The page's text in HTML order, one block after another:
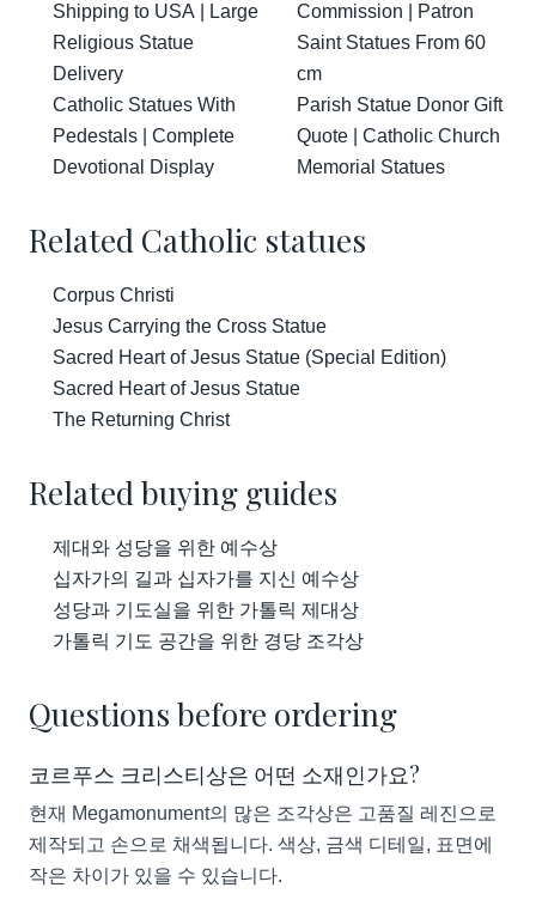
Shipping to USA | Large
Religious Statue
Delivery
Catholic Statues With
Pedestals | Complete
Devotional Display
Commission | Patron
Saint Statues From 60
cm
Parish Statue Donor Gift
Quote | Catholic Church
Memorial Statues
Related Catholic statues
Corpus Christi
Jesus Carrying the Cross Statue
Sacred Heart of Jesus Statue (Special Edition)
Sacred Heart of Jesus Statue
The Returning Christ
Related buying guides
제대와 성당을 위한 예수상
십자가의 길과 십자가를 지신 예수상
성당과 기도실을 위한 가톨릭 제대상
가톨릭 기도 공간을 위한 경당 조각상
Questions before ordering
코르푸스 크리스티상은 어떤 소재인가요?
현재 Megamonument의 많은 조각상은 고품질 레진으로
제작되고 손으로 채색됩니다. 색상, 금색 디테일, 표면에
작은 차이가 있을 수 있습니다.